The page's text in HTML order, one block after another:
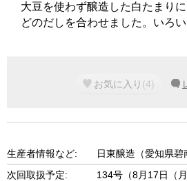
大豆を使わず醸造した白たまり
どのだしを合わせました。いろい
お気に入り (4)
生産者情報など:
日東醸造（愛知県碧
次回取扱予定:
134号（8月17日（